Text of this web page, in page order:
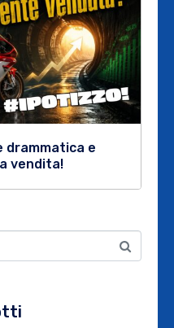
drammatica e
vendita!